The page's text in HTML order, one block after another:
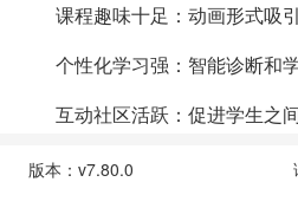
课程趣味十足：动画形式吸
个性化学习强：智能诊断和
互动社区活跃：促进学生之
版本：v7.80.0